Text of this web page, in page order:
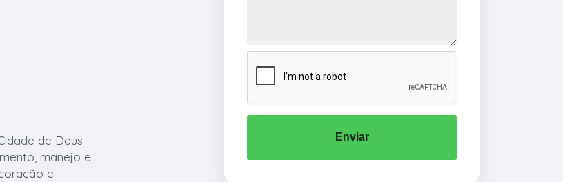
de Deus
manejo e
e
Enviar